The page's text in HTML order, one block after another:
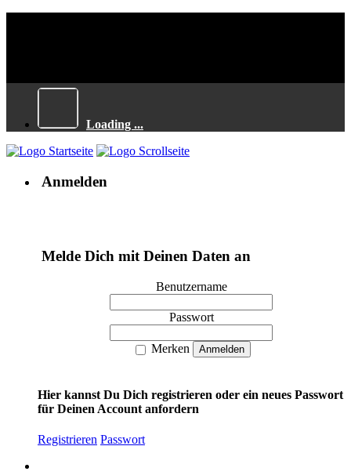
Loading ...
Anmelden
Melde Dich mit Deinen Daten an
Benutzername
Passwort
Merken
Hier kannst Du Dich registrieren oder ein neues Passwort
für Deinen Account anfordern
Registrieren Passwort